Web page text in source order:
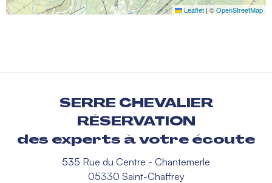
Leaflet | ©OpenStreetMap
SERRE CHEVALIER
RÉSERVATION
des experts à votre écoute
535 Rue du Centre - Chantemerle
05330 Saint-Chaffrey